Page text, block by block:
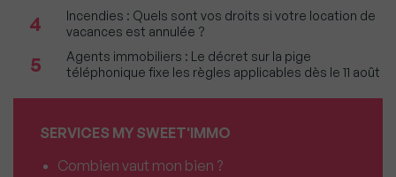
4
Incendies : Quels sont vos droits si votre location de
vacances est annulée ?
5
Agents immobiliers : Le décret sur la pige
téléphonique fixe les règles applicables dès le 11 août
SERVICES MY SWEET'IMMO
Combien vaut mon bien ?